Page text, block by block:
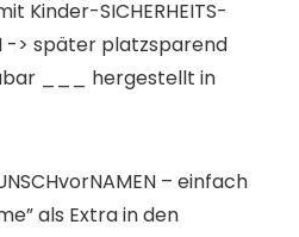
Kinder-SICHERHEITS-
-> später platzsparend
___ hergestellt in
– einfach
als Extra in den